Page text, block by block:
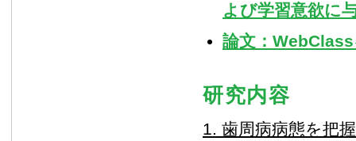
よび学習意欲に
論文：
研究内容
1. 歯周病病態を把